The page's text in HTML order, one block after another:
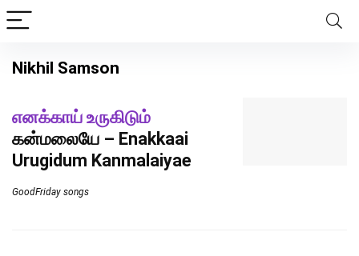
Nikhil Samson
எனக்காய் உருகிடும்
கன்மலையே – Enakkaai
Urugidum Kanmalaiyae
GoodFriday songs